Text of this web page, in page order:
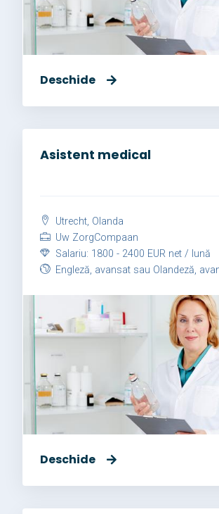
Deschide
Asistent medical
Utrecht, Olanda
Uw ZorgCompaan
Salariu: 1800 - 2400 EUR net / lună
Engleză, avansat sau Olandeză,
Deschide